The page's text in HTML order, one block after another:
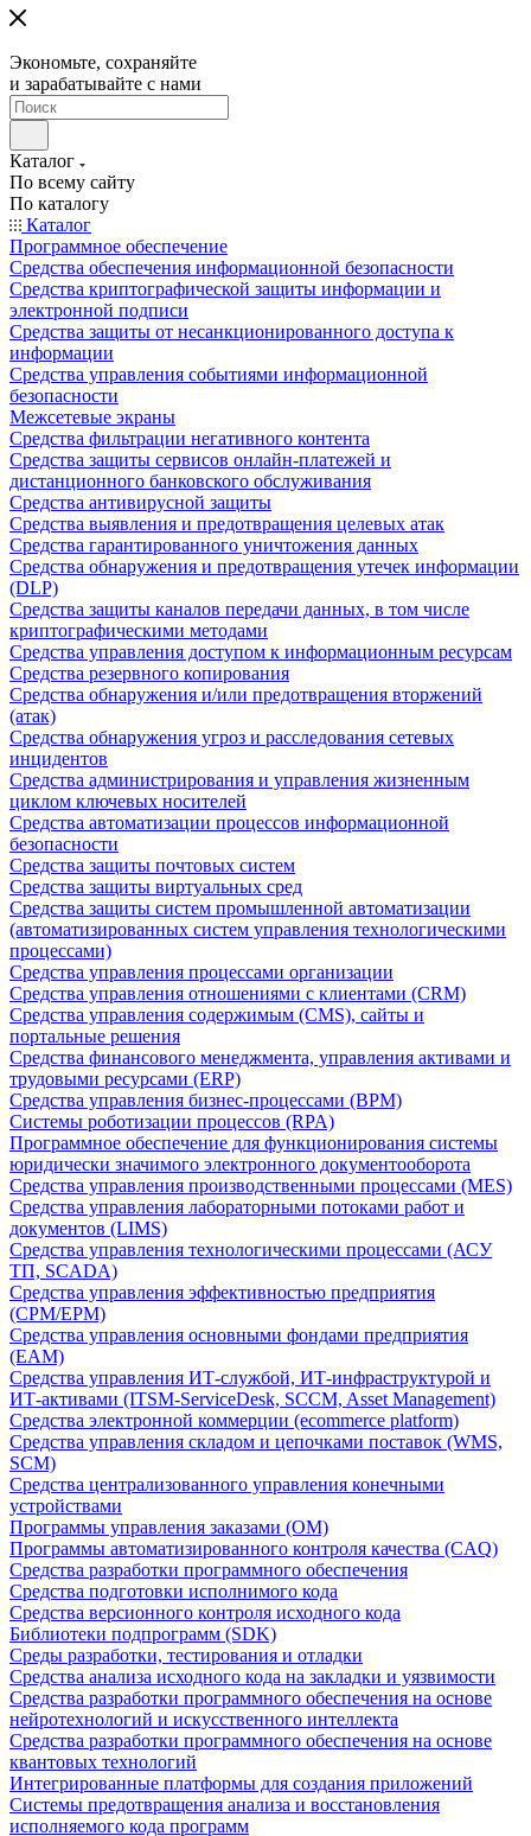
Экономьте, сохраняйте
и зарабатывайте с нами
Каталог
По всему сайту
По каталогу
Каталог
Программное обеспечение
Средства обеспечения информационной безопасности
Средства криптографической защиты информации и
электронной подписи
Средства защиты от несанкционированного доступа к
информации
Средства управления событиями информационной
безопасности
Межсетевые экраны
Средства фильтрации негативного контента
Средства защиты сервисов онлайн-платежей и
дистанционного банковского обслуживания
Средства антивирусной защиты
Средства выявления и предотвращения целевых атак
Средства гарантированного уничтожения данных
Средства обнаружения и предотвращения утечек информации
(DLP)
Средства защиты каналов передачи данных, в том числе
криптографическими методами
Средства управления доступом к информационным ресурсам
Средства резервного копирования
Средства обнаружения и/или предотвращения вторжений
(атак)
Средства обнаружения угроз и расследования сетевых
инцидентов
Средства администрирования и управления жизненным
циклом ключевых носителей
Средства автоматизации процессов информационной
безопасности
Средства защиты почтовых систем
Средства защиты виртуальных сред
Средства защиты систем промышленной автоматизации
(автоматизированных систем управления технологическими
процессами)
Средства управления процессами организации
Средства управления отношениями с клиентами (CRM)
Средства управления содержимым (CMS), сайты и
портальные решения
Средства финансового менеджмента, управления активами и
трудовыми ресурсами (ERP)
Средства управления бизнес-процессами (BPM)
Системы роботизации процессов (RPA)
Программное обеспечение для функционирования системы
юридически значимого электронного документооборота
Средства управления производственными процессами (MES)
Средства управления лабораторными потоками работ и
документов (LIMS)
Средства управления технологическими процессами (АСУ
ТП, SCADA)
Средства управления эффективностью предприятия
(CPM/EPM)
Средства управления основными фондами предприятия
(EAM)
Средства управления ИТ-службой, ИТ-инфраструктурой и
ИТ-активами (ITSM-ServiceDesk, SCCM, Asset Management)
Средства электронной коммерции (ecommerce platform)
Средства управления складом и цепочками поставок (WMS,
SCM)
Средства централизованного управления конечными
устройствами
Программы управления заказами (OM)
Программы автоматизированного контроля качества (CAQ)
Средства разработки программного обеспечения
Средства подготовки исполнимого кода
Средства версионного контроля исходного кода
Библиотеки подпрограмм (SDK)
Среды разработки, тестирования и отладки
Средства анализа исходного кода на закладки и уязвимости
Средства разработки программного обеспечения на основе
нейротехнологий и искусственного интеллекта
Средства разработки программного обеспечения на основе
квантовых технологий
Интегрированные платформы для создания приложений
Системы предотвращения анализа и восстановления
исполняемого кода программ